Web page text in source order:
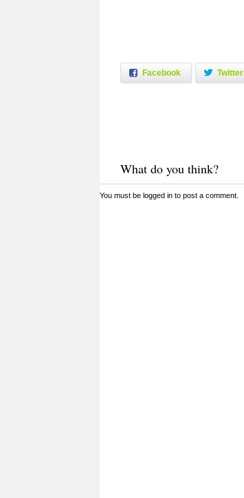
Facebook Twitter
What do you think?
You must be logged into post a comment.